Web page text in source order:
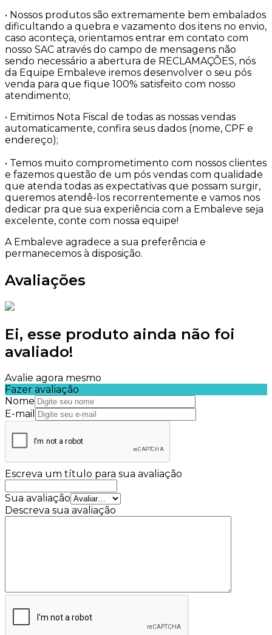
• Nossos produtos são extremamente bem embalados
dificultando a quebra e vazamento dos itens no envio,
caso aconteça, orientamos entrar em contato com
nosso SAC através do campo de mensagens não
sendo necessário a abertura de RECLAMAÇÕES, nós
da Equipe Embaleve iremos desenvolver o seu pós
venda para que fique 100% satisfeito com nosso
atendimento;
• Emitimos Nota Fiscal de todas as nossas vendas
automaticamente, confira seus dados (nome, CPF e
endereço);
• Temos muito comprometimento com nossos clientes
e fazemos questão de um pós vendas com qualidade
que atenda todas as expectativas que possam surgir,
queremos atendê-los recorrentemente e vamos nos
dedicar pra que sua experiência com a Embaleve seja
excelente, conte com nossa equipe!
A Embaleve agradece a sua preferência e
permanecemos à disposição.
Avaliações
Ei, esse produto ainda não foi
avaliado!
Avalie agora mesmo
Fazer avaliação
Nome
E-mail
Escreva um título para sua avaliação
Sua avaliação
Descreva sua avaliação